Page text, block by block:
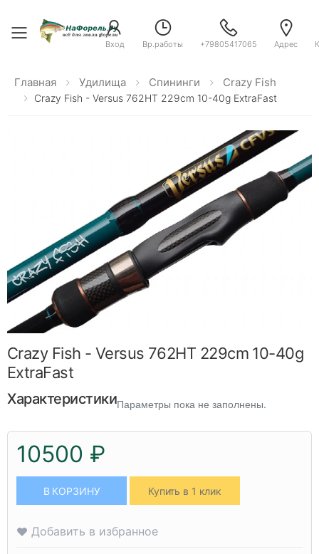
Toggle menu
Вход Вр.работы +79805417065 Адрес
Главная Удилища Спининги Crazy Fish
Crazy Fish - Versus 762HT 229cm 10-40g ExtraFast
Crazy Fish - Versus 762HT 229cm 10-40g
ExtraFast
ХарактеристикиПараметры пока не заполнены.
10500 ₽
В КОРЗИНУ Купить в 1 клик
Добавить в избранное